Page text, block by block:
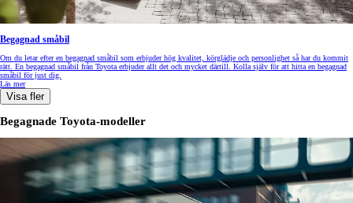
Begagnad småbil
Om du letar efter en begagnad småbil som erbjuder hög kvalitet, körglädje och personlighet så har du kommit
rätt. En begagnad småbil från Toyota erbjuder allt det och mycket därtill. Kolla själv för att hitta en begagnad
småbil för just dig.
Läs mer
Visa fler
Begagnade Toyota-modeller